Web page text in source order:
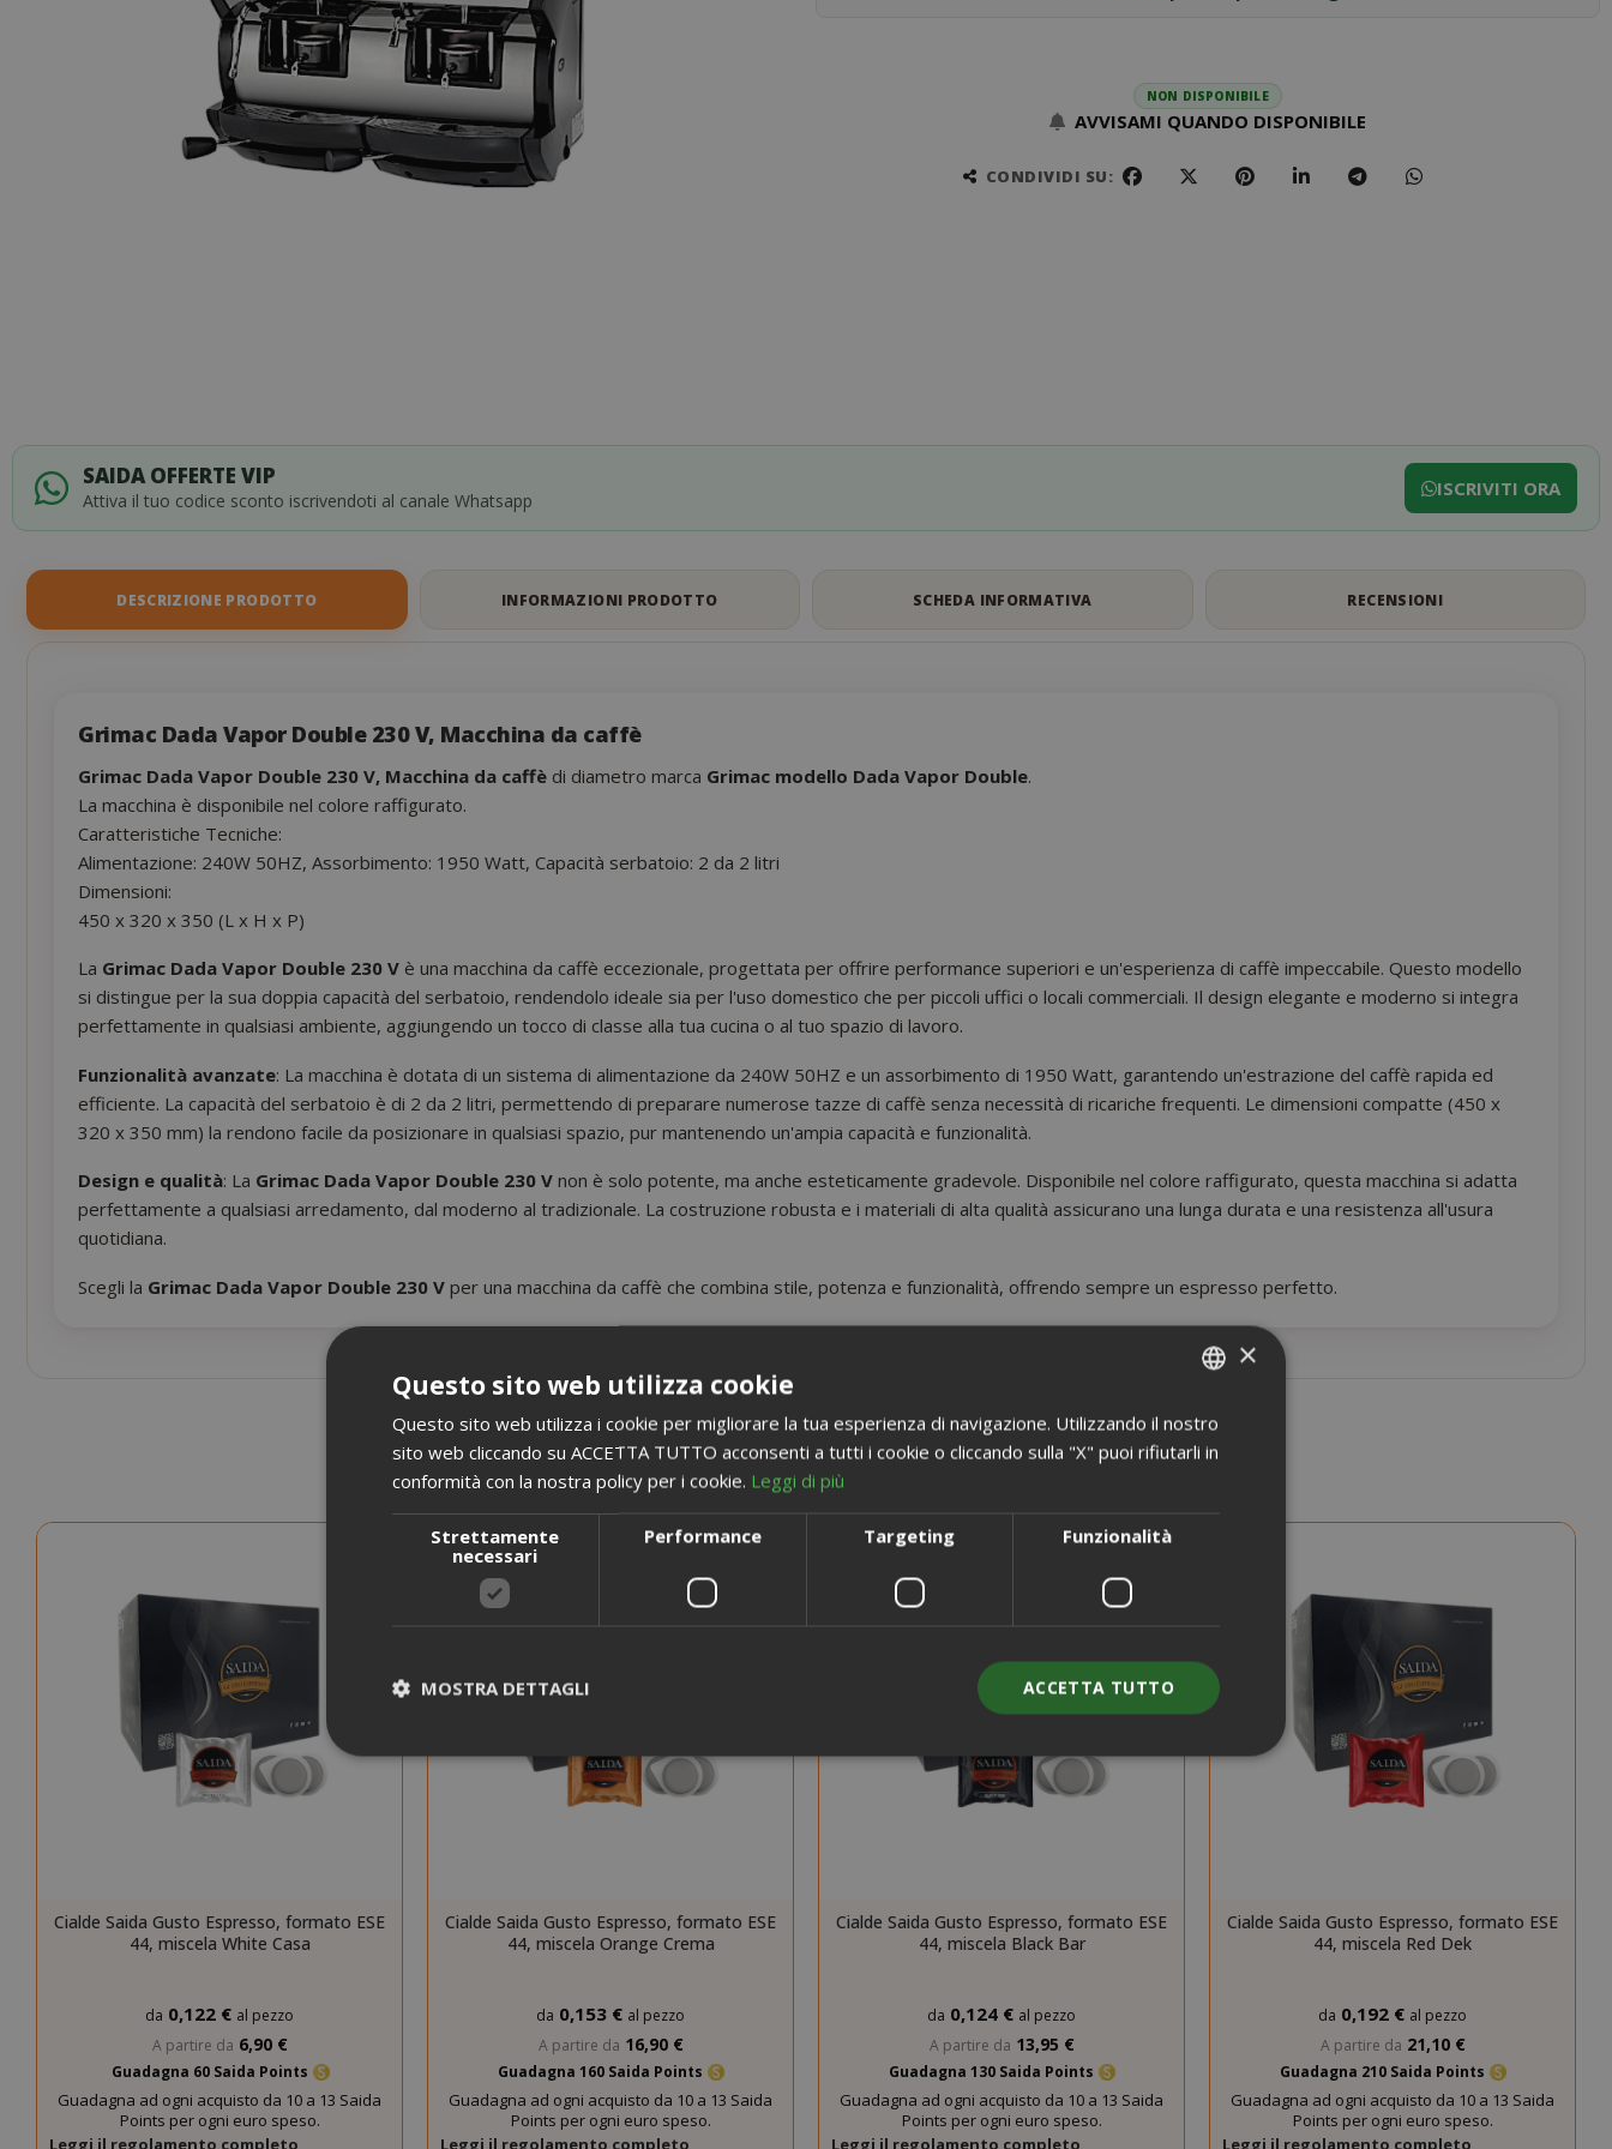
Skip
the
beginning
of
images
gallery
NON DISPONIBILE
AVVISAMI QUANDO DISPONIBILE
CONDIVIDI SU:
SAIDA OFFERTE VIP
Attiva il tuo codice sconto iscrivendoti al canale Whatsapp
ISCRIVITI ORA
DESCRIZIONE PRODOTTO
Grimac Dada Vapor Double 230 V, Macchina da caffè
Grimac Dada Vapor Double 230 V, Macchina da caffè di diametro marca Grimac modello Dada Vapor Double.
La macchina è disponibile nel colore raffigurato.
Caratteristiche Tecniche:
Alimentazione: 240W 50HZ, Assorbimento: 1950 Watt, Capacità serbatoio: 2 da 2 litri
Dimensioni:
450 x 320 x 350 (L x H x P)
La Grimac Dada Vapor Double 230 V è una macchina da caffè eccezionale, progettata per offrire performance superiori e un'esperienza di caffè impeccabile. Questo modello
si distingue per la sua doppia capacità del serbatoio, rendendolo ideale sia per l'uso domestico che per piccoli uffici o locali commerciali. Il design elegante e moderno si integra
perfettamente in qualsiasi ambiente, aggiungendo un tocco di classe alla tua cucina o al tuo spazio di lavoro.
Funzionalità avanzate: La macchina è dotata di un sistema di alimentazione da 240W 50HZ e un assorbimento di 1950 Watt, garantendo un'estrazione del caffè rapida ed
efficiente. La capacità del serbatoio è di 2 da 2 litri, permettendo di preparare numerose tazze di caffè senza necessità di ricariche frequenti. Le dimensioni compatte (450 x
320 x 350 mm) la rendono facile da posizionare in qualsiasi spazio, pur mantenendo un'ampia capacità e funzionalità.
Design e qualità: La Grimac Dada Vapor Double 230 V non è solo potente, ma anche esteticamente gradevole. Disponibile nel colore raffigurato, questa macchina si adatta
perfettamente a qualsiasi arredamento, dal moderno al tradizionale. La costruzione robusta e i materiali di alta qualità assicurano una lunga durata e una resistenza all'usura
quotidiana.
Scegli la Grimac Dada Vapor Double 230 V per una macchina da caffè che combina stile, potenza e funzionalità, offrendo sempre un espresso perfetto.
INFORMAZIONI PRODOTTO SCHEDA INFORMATIVA RECENSIONI
POTREBBE INTERESSARTI ANCHE...
Cialde Saida Gusto Espresso, formato ESE
44, miscela White Casa
da 0,122 € al pezzo
A partire da 6,90 €
Guadagna 60 Saida Points
Guadagna ad ogni acquisto da 10 a 13 Saida
Points per ogni euro speso.
Leggi il regolamento completo
Cialde Saida Gusto Espresso, formato ESE
44, miscela Orange Crema
da 0,153 € al pezzo
A partire da 16,90 €
Guadagna 160 Saida Points
Guadagna ad ogni acquisto da 10 a 13 Saida
Points per ogni euro speso.
Leggi il regolamento completo
Cialde Saida Gusto Espresso, formato ESE
44, miscela Black Bar
da 0,124 € al pezzo
A partire da 13,95 €
Guadagna 130 Saida Points
Guadagna ad ogni acquisto da 10 a 13 Saida
Points per ogni euro speso.
Leggi il regolamento completo
Cialde Saida Gusto Espresso, formato ESE
44, miscela Red Dek
da 0,192 € al pezzo
A partire da 21,10 €
Guadagna 210 Saida Points
Guadagna ad ogni acquisto da 10 a 13 Saida
Points per ogni euro speso.
Leggi il regolamento completo
ITALIAN
ENGLISH
×
Questo sito web utilizza cookie
Questo sito web utilizza i cookie per migliorare la tua esperienza di navigazione. Utilizzando il nostro
sito web cliccando su ACCETTA TUTTO acconsenti a tutti i cookie o cliccando sulla "X" puoi rifiutarli in
conformità con la nostra policy per i cookie. Leggi di più
Strettamente
necessari
Performance Targeting Funzionalità
ACCETTA TUTTO
MOSTRA DETTAGLI
Strettamente necessari Funzionalità
PROVIDER / DOMINIO SCADENZA
cookie di
sessione è
probabile che